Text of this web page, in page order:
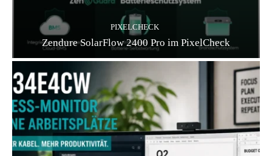
PIXELCHECK
Zendure SolarFlow 2400 Pro im PixelCheck